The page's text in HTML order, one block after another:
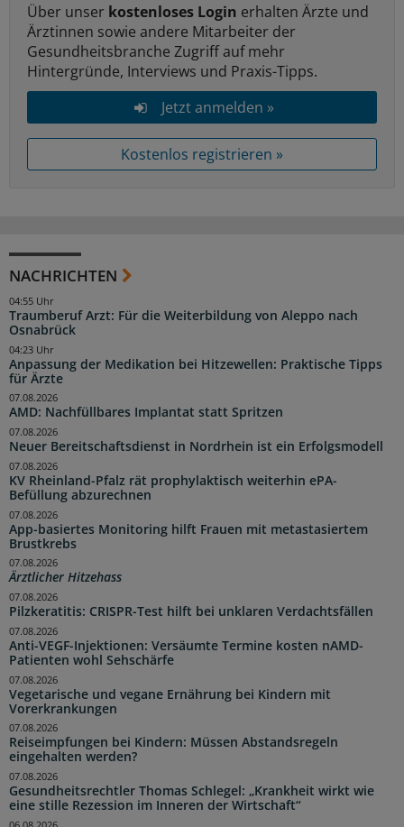
Über unser kostenloses Login erhalten Ärzte und
Ärztinnen sowie andere Mitarbeiter der
Gesundheitsbranche Zugriff auf mehr
Hintergründe, Interviews und Praxis-Tipps.
Jetzt anmelden »
Kostenlos registrieren »
NACHRICHTEN
Traumberuf Arzt: Für die Weiterbildung von Aleppo nach
Osnabrück
04:55 Uhr
Anpassung der Medikation bei Hitzewellen: Praktische Tipps
für Ärzte
04:23 Uhr
AMD: Nachfüllbares Implantat statt Spritzen
07.08.2026
Neuer Bereitschaftsdienst in Nordrhein ist ein Erfolgsmodell
07.08.2026
KV Rheinland-Pfalz rät prophylaktisch weiterhin ePA-
Befüllung abzurechnen
07.08.2026
App-basiertes Monitoring hilft Frauen mit metastasiertem
Brustkrebs
07.08.2026
Ärztlicher Hitzehass
07.08.2026
Pilzkeratitis: CRISPR-Test hilft bei unklaren Verdachtsfällen
07.08.2026
Anti-VEGF-Injektionen: Versäumte Termine kosten nAMD-
Patienten wohl Sehschärfe
07.08.2026
Vegetarische und vegane Ernährung bei Kindern mit
Vorerkrankungen
07.08.2026
Reiseimpfungen bei Kindern: Müssen Abstandsregeln
eingehalten werden?
07.08.2026
Gesundheitsrechtler Thomas Schlegel: „Krankheit wirkt wie
eine stille Rezession im Inneren der Wirtschaft“
07.08.2026